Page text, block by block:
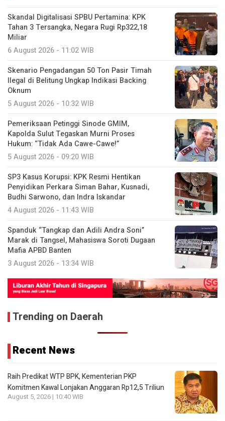
Skandal Digitalisasi SPBU Pertamina: KPK
Tahan 3 Tersangka, Negara Rugi Rp322,18
Miliar
6 August 2026 - 11:02 WIB
Skenario Pengadangan 50 Ton Pasir Timah
Ilegal di Belitung Ungkap Indikasi Backing
Oknum
5 August 2026 - 10:32 WIB
Pemeriksaan Petinggi Sinode GMIM,
Kapolda Sulut Tegaskan Murni Proses
Hukum: “Tidak Ada Cawe-Cawe!”
5 August 2026 - 09:20 WIB
SP3 Kasus Korupsi: KPK Resmi Hentikan
Penyidikan Perkara Siman Bahar, Kusnadi,
Budhi Sarwono, dan Indra Iskandar
4 August 2026 - 11:43 WIB
Spanduk “Tangkap dan Adili Andra Soni”
Marak di Tangsel, Mahasiswa Soroti Dugaan
Mafia APBD Banten
3 August 2026 - 13:34 WIB
Trending on Daerah
Recent News
Raih Predikat WTP BPK, Kementerian PKP
Komitmen Kawal Lonjakan Anggaran Rp12,5 Triliun
August 5, 2026 | 10:40 WIB